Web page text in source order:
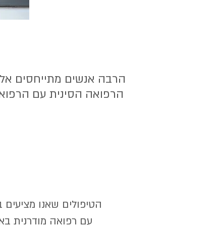
הרבה אנשים מתייחסים
הרפואה הסינית עם
הטיפולים שאנו
עם רפואה מודרנית